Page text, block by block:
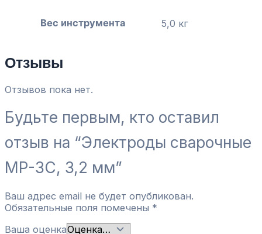
Вес инструмента 5,0 кг
Отзывы
Отзывов пока нет.
Будьте первым, кто оставил
отзыв на “Электроды сварочные
МР-3С, 3,2 мм”
Ваш адрес email не будет опубликован.
Обязательные поля помечены *
Ваша оценка